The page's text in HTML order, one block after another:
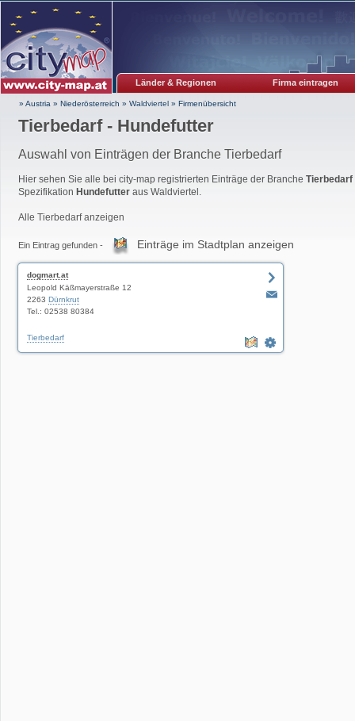
Länder & Regionen Firma eintragen
» Austria » Niederösterreich » Waldviertel » Firmenübersicht
Tierbedarf - Hundefutter
Auswahl von Einträgen der Branche Tierbedarf
Hier sehen Sie alle bei city-map registrierten Einträge der Branche Tierbedarf
Spezifikation Hundefutter aus Waldviertel.
Alle Tierbedarf anzeigen
Ein Eintrag gefunden - Einträge im Stadtplan anzeigen
dogmart.at
Leopold Käßmayerstraße 12
2263 Dürnkrut
Tel.: 02538 80384
Tierbedarf